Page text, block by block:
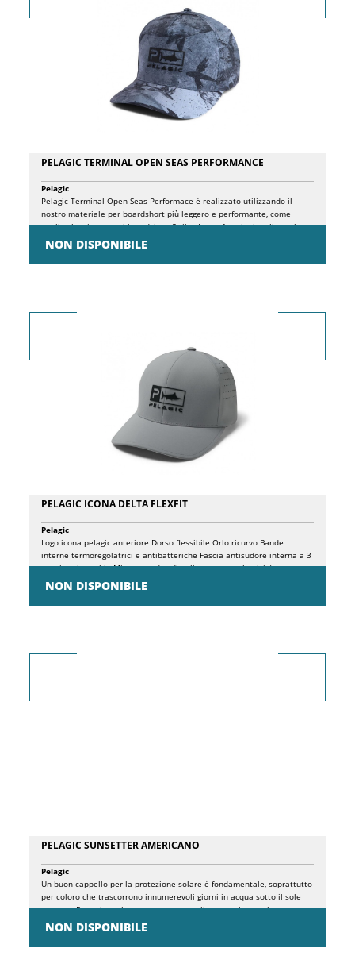
PELAGIC TERMINAL OPEN SEAS PERFORMANCE
NON DISPONIBILE
Pelagic
Pelagic Terminal Open Seas Performace è realizzato utilizzando il
nostro materiale per boardshort più leggero e performante, come
quello che si trova sul boardshort Strike. Le perforazioni tagliate al
laser sui pannelli posteriori migliorano il flusso d'aria per mantenere
la testa fresca, mentre l'archetto traforato e imbottito che assorbe il
sudore e consente all'aria di entrare e uscire per una vestibilità
Caratterizzato da arte Gyotaku originale, questo prodotto rende
PELAGIC ICONA DELTA FLEXFIT
NON DISPONIBILE
Pelagic
Logo icona pelagic anteriore Dorso flessibile Orlo ricurvo Bande
interne termoregolatrici e antibatteriche Fascia antisudore interna a 3
strati antimacchia Misto spandex di poliestere con elasticità
PELAGIC SUNSETTER AMERICANO
NON DISPONIBILE
Pelagic
Un buon cappello per la protezione solare è fondamentale, soprattutto
per coloro che trascorrono innumerevoli giorni in acqua sotto il sole
cocente. Per coloro che cercano un cappello a tesa larga e leggero, non
guardare oltre il cappello da pesca Sunsetter. Caratterizzato da una
classificazione UPF 50+, proprietà traspiranti e fascia antisudore ad
alte prestazioni, questo cappello con protezione solare manterrà la